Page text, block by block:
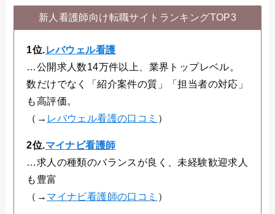
新人看護師向け転職サイトランキングTOP3
1位.レバウェル看護
…公開求人数14万件以上、業界トップレベル。
数だけでなく「紹介案件の質」「担当者の対応」
も高評価。
（→ レバウェル看護の口コミ ）
2位.マイナビ看護師
…求人の種類のバランスが良く、未経験歓迎求人
も豊富
（→ マイナビ看護師の口コミ ）